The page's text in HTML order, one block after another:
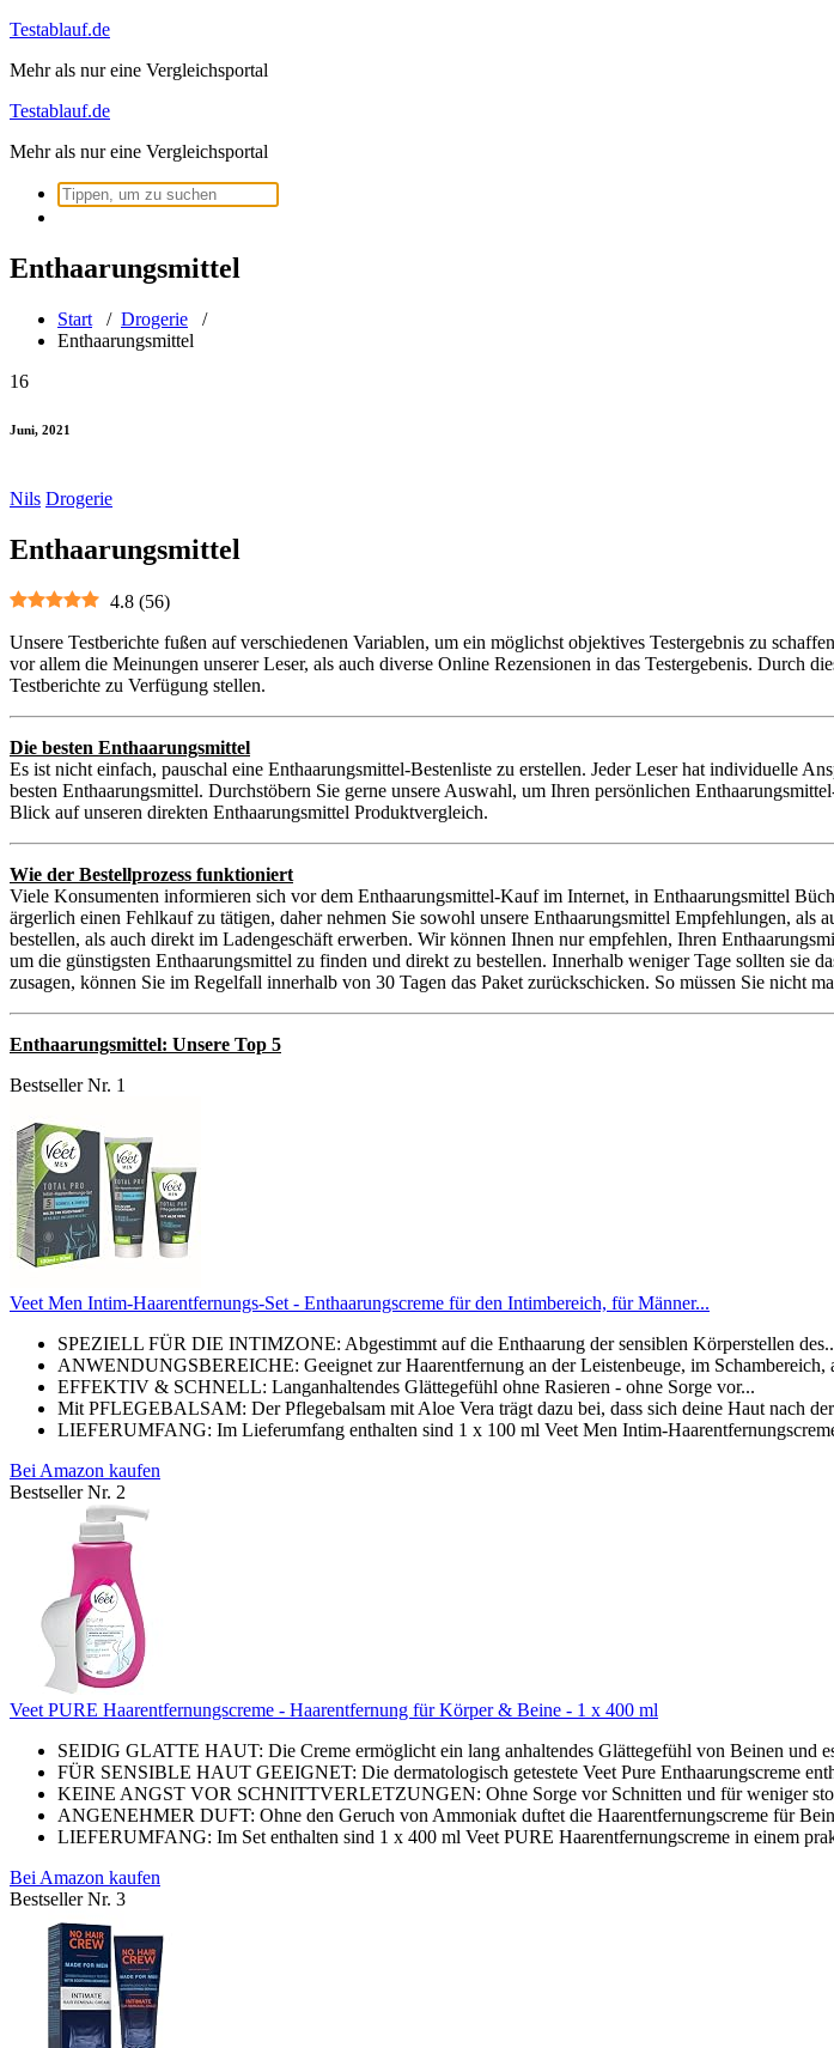
Zum
springen
Testablauf.de
Mehr als nur eine Vergleichsportal
Testablauf.de
Mehr als nur eine Vergleichsportal
Suchen
nach:
Enthaarungsmittel
Start / Drogerie /
Enthaarungsmittel
16
Juni, 2021
Nils Drogerie
Enthaarungsmittel
4.8 (56)
Unsere Testberichte fußen auf verschiedenen Variablen, um ein möglichst objektives Testergebnis zu
vor allem die Meinungen unserer Leser, als auch diverse Online Rezensionen in das Testergebenis. Durch
Testberichte zu Verfügung stellen.
Die besten Enthaarungsmittel
Es ist nicht einfach, pauschal eine Enthaarungsmittel-Bestenliste zu erstellen. Jeder Leser hat individuelle
besten Enthaarungsmittel. Durchstöbern Sie gerne unsere Auswahl, um Ihren persönlichen
Blick auf unseren direkten Enthaarungsmittel Produktvergleich.
Wie der Bestellprozess funktioniert
Viele Konsumenten informieren sich vor dem Enthaarungsmittel-Kauf im Internet, in Enthaarungsmittel
ärgerlich einen Fehlkauf zu tätigen, daher nehmen Sie sowohl unsere Enthaarungsmittel Empfehlungen,
bestellen, als auch direkt im Ladengeschäft erwerben. Wir können Ihnen nur empfehlen, Ihren
um die günstigsten Enthaarungsmittel zu finden und direkt zu bestellen. Innerhalb weniger Tage sollten sie
zusagen, können Sie im Regelfall innerhalb von 30 Tagen das Paket zurückschicken. So müssen Sie nicht
Enthaarungsmittel: Unsere Top 5
Bestseller Nr. 1
Veet Men Intim-Haarentfernungs-Set - Enthaarungscreme für den Intimbereich, für Männer...
SPEZIELL FÜR DIE INTIMZONE: Abgestimmt auf die Enthaarung der sensiblen Körperstellen
ANWENDUNGSBEREICHE: Geeignet zur Haarentfernung an der Leistenbeuge, im Schambereich,
EFFEKTIV & SCHNELL: Langanhaltendes Glättegefühl ohne Rasieren - ohne Sorge vor...
Mit PFLEGEBALSAM: Der Pflegebalsam mit Aloe Vera trägt dazu bei, dass sich deine Haut nach
LIEFERUMFANG: Im Lieferumfang enthalten sind 1 x 100 ml Veet Men Intim-
Bei Amazon kaufen
Bestseller Nr. 2
Veet PURE Haarentfernungscreme - Haarentfernung für Körper & Beine - 1 x 400 ml
SEIDIG GLATTE HAUT: Die Creme ermöglicht ein lang anhaltendes Glättegefühl von Beinen und
FÜR SENSIBLE HAUT GEEIGNET: Die dermatologisch getestete Veet Pure Enthaarungscreme
KEINE ANGST VOR SCHNITTVERLETZUNGEN: Ohne Sorge vor Schnitten und für weniger
ANGENEHMER DUFT: Ohne den Geruch von Ammoniak duftet die Haarentfernungscreme für
LIEFERUMFANG: Im Set enthalten sind 1 x 400 ml Veet PURE Haarentfernungscreme in einem
Bei Amazon kaufen
Bestseller Nr. 3